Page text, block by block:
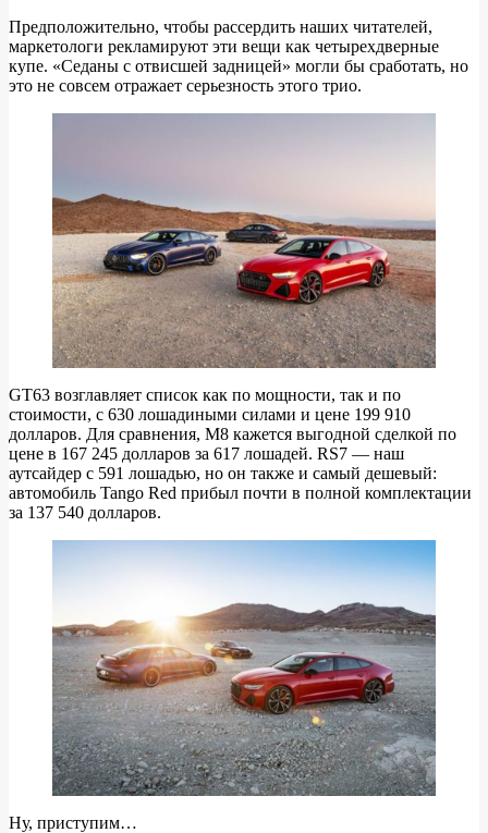
2021
года
и
2021
года
Предположительно, чтобы рассердить наших читателей,
маркетологи рекламируют эти вещи как четырехдверные
купе. «Седаны с отвисшей задницей» могли бы сработать, но
это не совсем отражает серьезность этого трио.
GT63 возглавляет список как по мощности, так и по
стоимости, с 630 лошадиными силами и цене 199 910
долларов. Для сравнения, M8 кажется выгодной сделкой по
цене в 167 245 долларов за 617 лошадей. RS7 — наш
аутсайдер с 591 лошадью, но он также и самый дешевый:
автомобиль Tango Red прибыл почти в полной комплектации
за 137 540 долларов.
Ну, приступим…